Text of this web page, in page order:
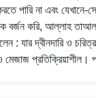
পারি না এবং
বর্জন করি, আল্লাহ
: যার দ্বীনদারি ও
প্রতিক্রিয়াশীল।